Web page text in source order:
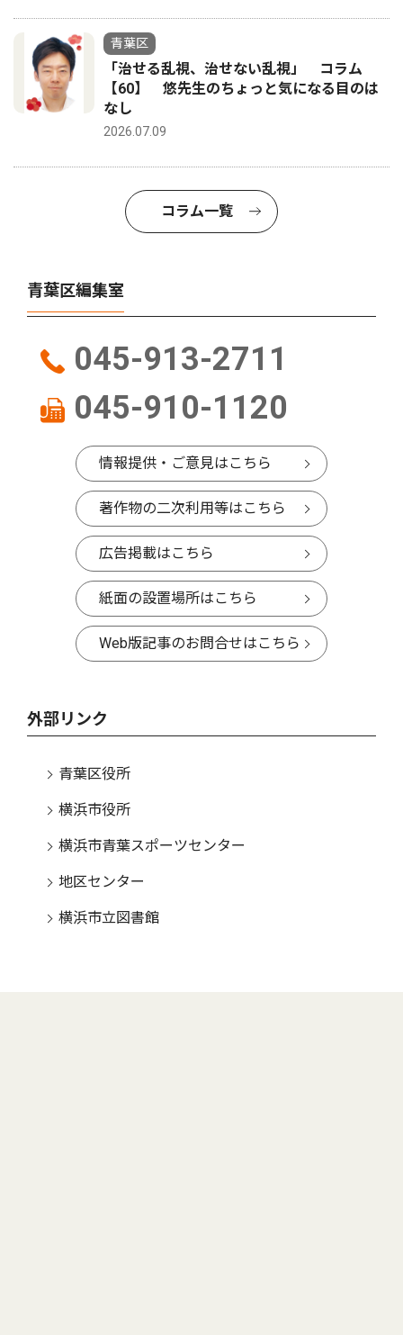
青葉区
「治せる乱視、治せない乱視」 コラム
【60】 悠先生のちょっと気になる目のは
なし
2026.07.09
コラム一覧
青葉区編集室
045-913-2711
045-910-1120
情報提供・ご意見はこちら
著作物の二次利用等はこちら
広告掲載はこちら
紙面の設置場所はこちら
Web版記事のお問合せはこちら
外部リンク
青葉区役所
横浜市役所
横浜市青葉スポーツセンター
地区センター
横浜市立図書館